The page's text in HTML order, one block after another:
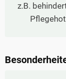
z.B.